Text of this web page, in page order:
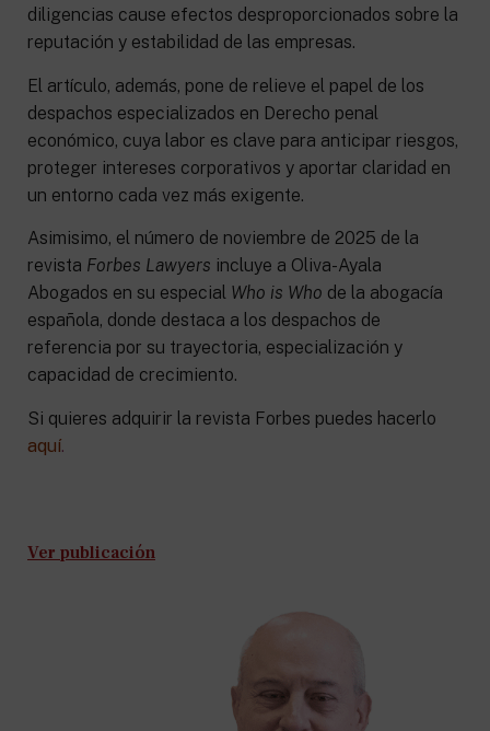
diligencias cause efectos desproporcionados sobre la
reputación y estabilidad de las empresas.
El artículo, además, pone de relieve el papel de los
despachos especializados en Derecho penal
económico, cuya labor es clave para anticipar riesgos,
proteger intereses corporativos y aportar claridad en
un entorno cada vez más exigente.
Asimisimo, el número de noviembre de 2025 de la
revista Forbes Lawyers incluye a Oliva-Ayala
Abogados en su especial Who is Who de la abogacía
española, donde destaca a los despachos de
referencia por su trayectoria, especialización y
capacidad de crecimiento.
Si quieres adquirir la revista Forbes puedes hacerlo
aquí.
Ver publicación